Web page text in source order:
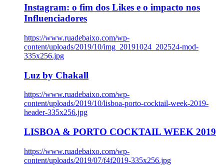
Instagram: o fim dos Likes e o impacto nos
Influenciadores
https://www.ruadebaixo.com/wp-
content/uploads/2019/10/img_20191024_202524-mod-
335x256.jpg
Luz by Chakall
https://www.ruadebaixo.com/wp-
content/uploads/2019/10/lisboa-porto-cocktail-week-2019-
header-335x256.jpg
LISBOA & PORTO COCKTAIL WEEK 2019
https://www.ruadebaixo.com/wp-
content/uploads/2019/07/f4f2019-335x256.jpg